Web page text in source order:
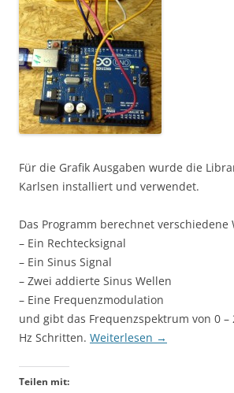
Für die Grafik Ausgaben wurde die
Karlsen installiert und verwendet.
Das Programm berechnet verschiedene
– Ein Rechtecksignal
– Ein Sinus Signal
– Zwei addierte Sinus Wellen
– Eine Frequenzmodulation
und gibt das Frequenzspektrum von 0 –
Hz Schritten. Weiterlesen →
Teilen mit: